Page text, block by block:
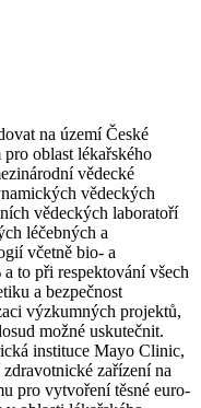
na území České
oblast lékařského
vědecké
vědeckých
vědeckých laboratoří
léčebných a
včetně bio- a
to při respektování všech
a bezpečnost
výzkumných projektů,
možné uskutečnit.
instituce Mayo Clinic,
zařízení na
pro vytvoření těsné euro-